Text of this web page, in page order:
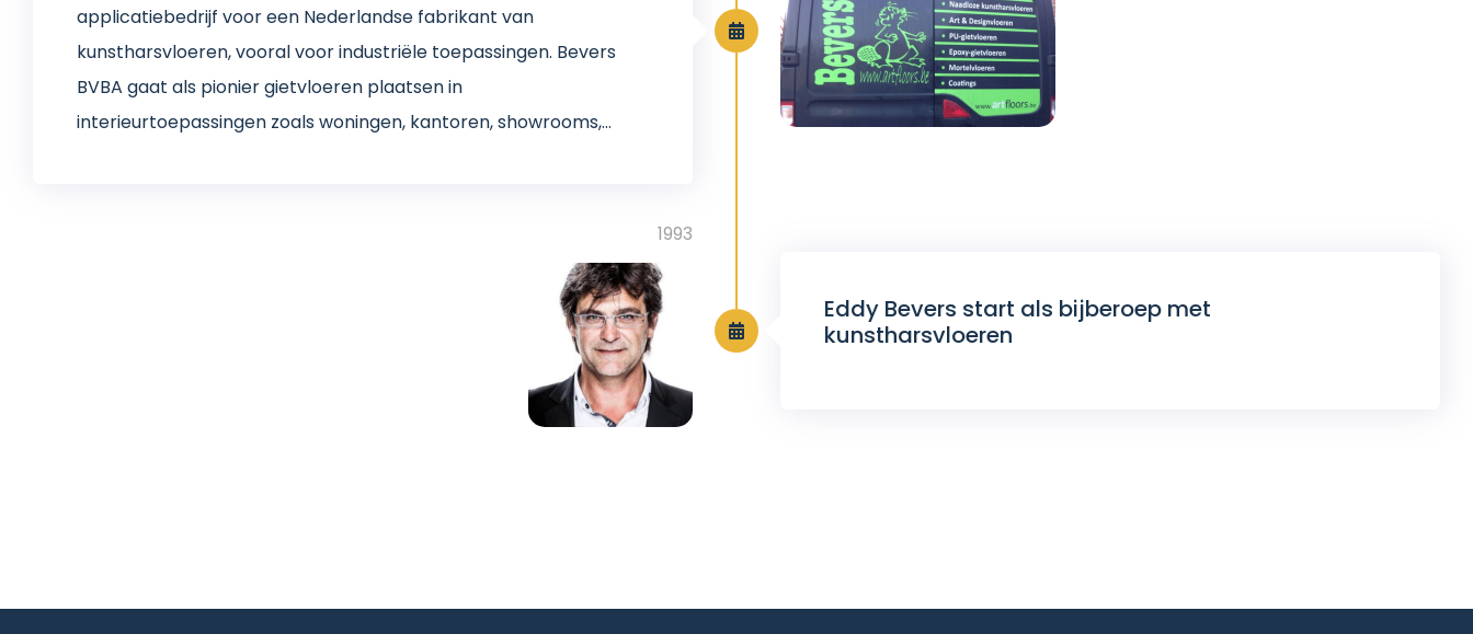
applicatiebedrijf voor een Nederlandse fabrikant van
kunstharsvloeren, vooral voor industriële toepassingen. Bevers
BVBA gaat als pionier gietvloeren plaatsen in
interieurtoepassingen zoals woningen, kantoren, showrooms,...
Eddy Bevers start als bijberoep met
kunstharsvloeren
1993